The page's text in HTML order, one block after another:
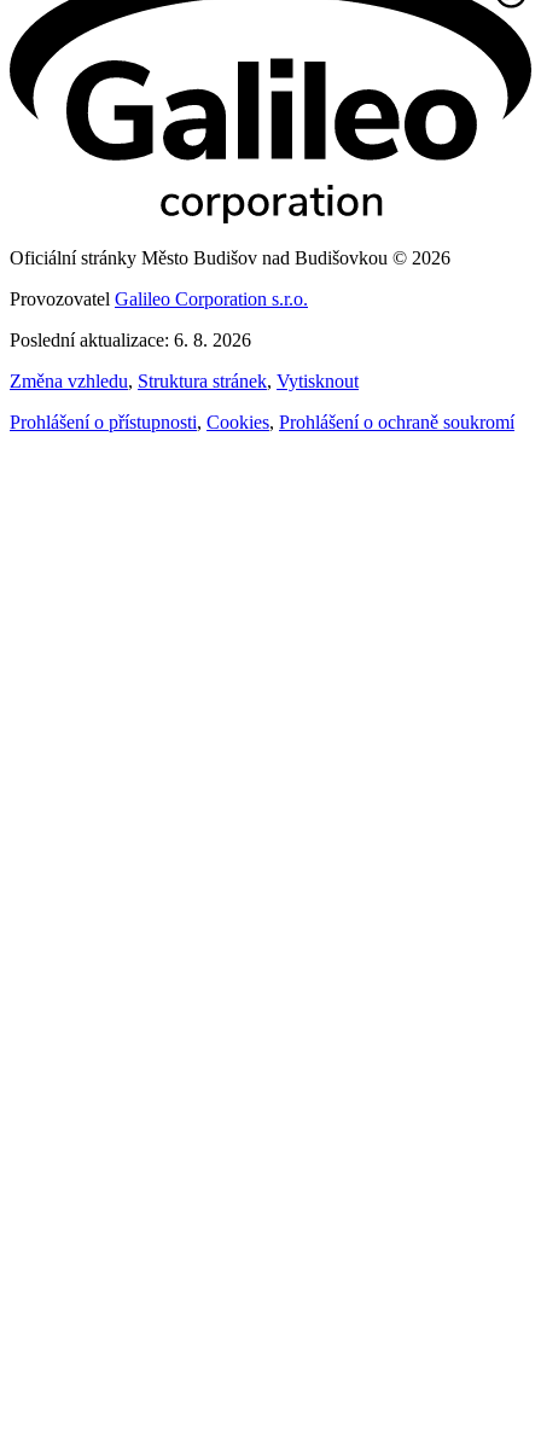
Oficiální stránky Město Budišov nad Budišovkou © 2026
Provozovatel Galileo Corporation s.r.o.
Poslední aktualizace: 6. 8. 2026
Změna vzhledu, Struktura stránek, Vytisknout
Prohlášení o přístupnosti, Cookies, Prohlášení o ochraně soukromí